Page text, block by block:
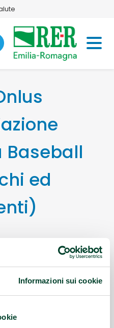
Informazioni sui cookie
Baseball
ed
Baracca 5L
BASEBALL